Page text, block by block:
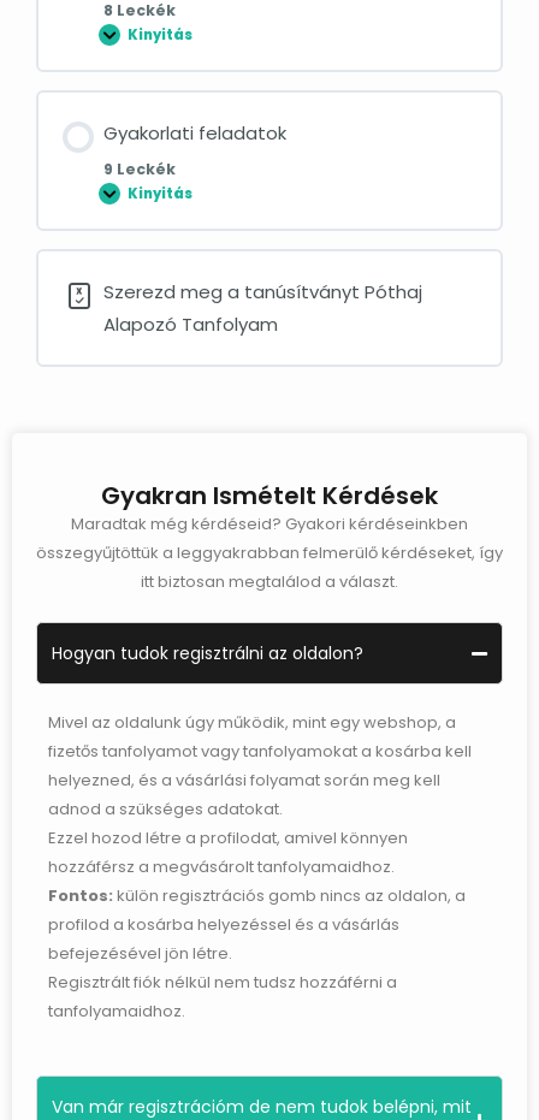
8 Leckék
Kinyitás
Gyakorlati feladatok
9 Leckék
Kinyitás
Szerezd meg a tanúsítványt Póthaj
Alapozó Tanfolyam
Gyakran Ismételt Kérdések
Maradtak még kérdéseid? Gyakori kérdéseinkben
összegyűjtöttük a leggyakrabban felmerülő kérdéseket, így
itt biztosan megtalálod a választ.
Hogyan tudok regisztrálni az oldalon?
Mivel az oldalunk úgy működik, mint egy webshop, a
fizetős tanfolyamot vagy tanfolyamokat a kosárba kell
helyezned, és a vásárlási folyamat során meg kell
adnod a szükséges adatokat.
Ezzel hozod létre a profilodat, amivel könnyen
hozzáférsz a megvásárolt tanfolyamaidhoz.
Fontos: külön regisztrációs gomb nincs az oldalon, a
profilod a kosárba helyezéssel és a vásárlás
befejezésével jön létre.
Regisztrált fiók nélkül nem tudsz hozzáférni a
tanfolyamaidhoz.
Van már regisztrációm de nem tudok belépni, mit